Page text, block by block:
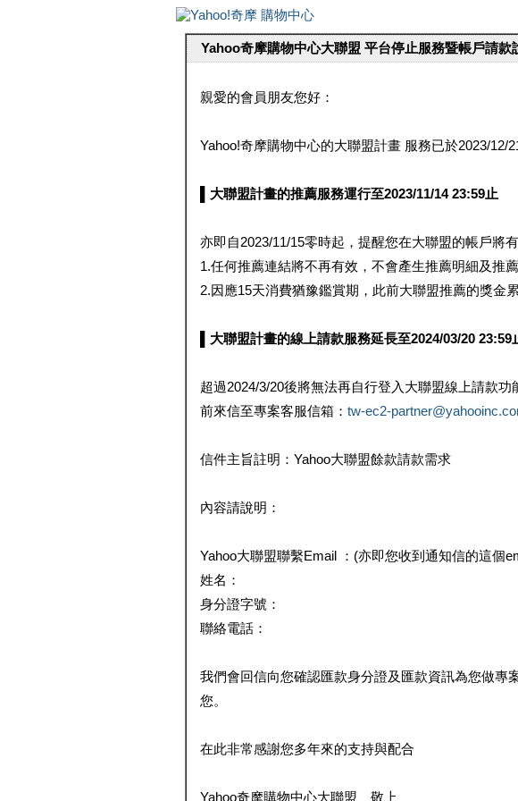
Yahoo奇摩購物中心大聯盟 平台停止服務暨帳戶請款
親愛的會員朋友您好：
Yahoo!奇摩購物中心的大聯盟計畫 服務已於2023/12/
▌大聯盟計畫的推薦服務運行至2023/11/14 23:59止
亦即自2023/11/15零時起，提醒您在大聯盟的帳戶將
1.任何推薦連結將不再有效，不會產生推薦明細及推薦
2.因應15天消費猶豫鑑賞期，此前大聯盟推薦的獎金累
▌大聯盟計畫的線上請款服務延長至2024/03/20 23:59
超過2024/3/20後將無法再自行登入大聯盟線上請款
前來信至專案客服信箱： tw-ec2-
信件主旨註明：Yahoo大聯盟餘款請款需求
內容請說明：
Yahoo大聯盟聯繫Email ：(亦即您收到通知信的這個
姓名：
身分證字號：
聯絡電話：
我們會回信向您確認匯款身分證及匯款資訊為您做
您。
在此非常感謝您多年來的支持與配合
Yahoo奇摩購物中心大聯盟 敬上